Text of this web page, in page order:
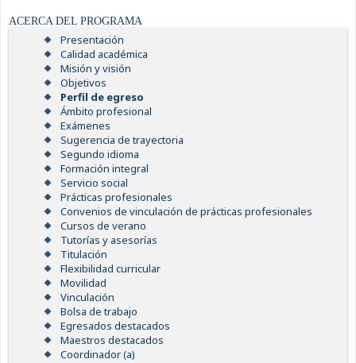
ACERCA DEL PROGRAMA
Presentación
Calidad académica
Misión y visión
Objetivos
Perfil de egreso
Ámbito profesional
Exámenes
Sugerencia de trayectoria
Segundo idioma
Formación integral
Servicio social
Prácticas profesionales
Convenios de vinculación de prácticas profesionales
Cursos de verano
Tutorías y asesorías
Titulación
Flexibilidad curricular
Movilidad
Vinculación
Bolsa de trabajo
Egresados destacados
Maestros destacados
Coordinador (a)